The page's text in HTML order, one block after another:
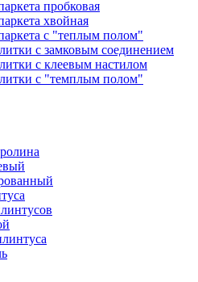
пробковая
хвойная
с "теплым полом"
с замковым соединением
с клеевым настилом
с "темплым полом"